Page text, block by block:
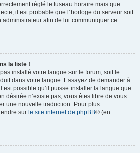
réglé le fuseau horaire mais que
il est probable que l’horloge du serveur soit
afin de lui communiquer ce
la liste !
installé votre langue sur le forum, soit le
dans votre langue. Essayez de demander à
est possible qu’il puisse installer la langue que
désirée n’existe pas, vous êtes libre de vous
une nouvelle traduction. Pour plus
sur le site internet de phpBB® (en